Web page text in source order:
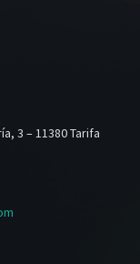
3 – 11380 Tarifa